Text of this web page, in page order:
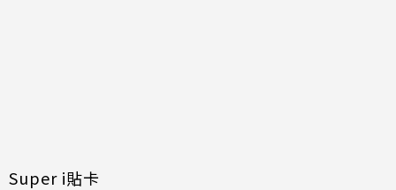
Super i貼卡